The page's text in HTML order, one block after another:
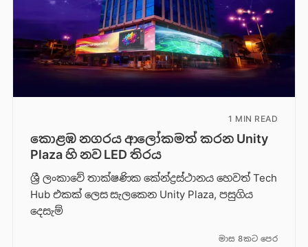
1 MIN READ
කොළඹ නගරය ආලෝකමත් කරන Unity
Plaza හි නව LED තිරය
ශ්‍රී ලංකාවේ තාක්ෂණික කේන්ද්‍රස්ථානය හෙවත් Tech
Hub එකක් ලෙස සැලකෙන Unity Plaza, පසුගිය
දෙසැම්
මාස 8කට පෙර